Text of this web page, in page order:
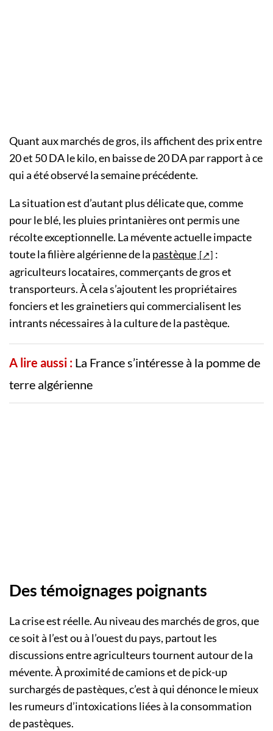
Quant aux marchés de gros, ils affichent des prix entre
20 et 50 DA le kilo, en baisse de 20 DA par rapport à ce
qui a été observé la semaine précédente.
La situation est d’autant plus délicate que, comme
pour le blé, les pluies printanières ont permis une
récolte exceptionnelle. La mévente actuelle impacte
toute la filière algérienne de la pastèque
:
agriculteurs locataires, commerçants de gros et
transporteurs. À cela s’ajoutent les propriétaires
fonciers et les grainetiers qui commercialisent les
intrants nécessaires à la culture de la pastèque.
A lire aussi : La France s’intéresse à la pomme de
terre algérienne
Des témoignages poignants
La crise est réelle. Au niveau des marchés de gros, que
ce soit à l’est ou à l’ouest du pays, partout les
discussions entre agriculteurs tournent autour de la
mévente. À proximité de camions et de pick-up
surchargés de pastèques, c’est à qui dénonce le mieux
les rumeurs d’intoxications liées à la consommation
de pastèques.